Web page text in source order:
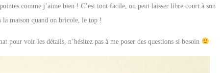
comme j’aime bien ! C’est tout facile, on peut laisser libre court à son
la maison quand on bricole, le top !
pour voir les détails, n’hésitez pas à me poser des questions si besoin